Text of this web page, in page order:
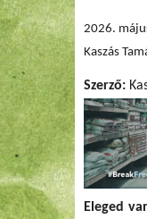
2026.
Kaszás
Szerző:
Eleged